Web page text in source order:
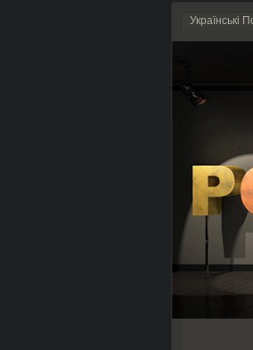
Українські